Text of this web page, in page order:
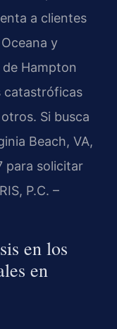
a clientes
y
Hampton
catastróficas
Si busca
Beach, VA,
para solicitar
P.C. –
en los
en